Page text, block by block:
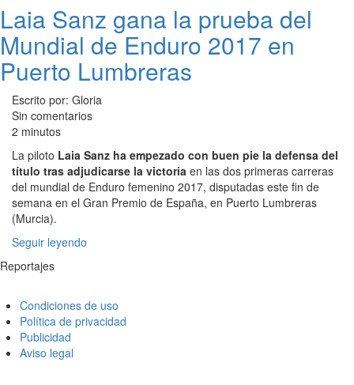
Laia Sanz gana la prueba del
Mundial de Enduro 2017 en
Puerto Lumbreras
Escrito por: Gloria
Sin comentarios
2 minutos
La piloto Laia Sanz ha empezado con buen pie la defensa del
título tras adjudicarse la victoria en las dos primeras carreras
del mundial de Enduro femenino 2017, disputadas este fin de
semana en el Gran Premio de España, en Puerto Lumbreras
(Murcia).
Seguir leyendo
Reportajes
Condiciones de uso
Política de privacidad
Publicidad
Aviso legal